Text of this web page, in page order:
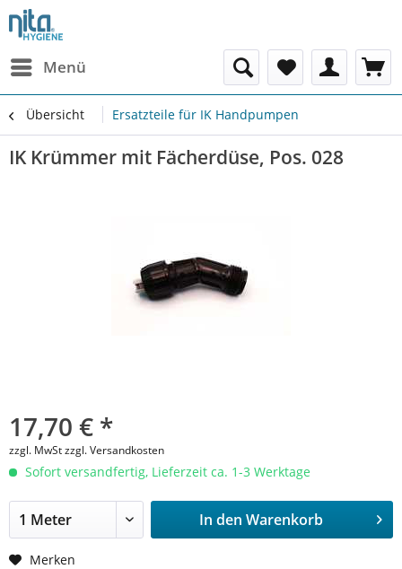
Menü
Übersicht Ersatzteile für IK Handpumpen
IK Krümmer mit Fächerdüse, Pos. 028
17,70 € *
zzgl. MwSt zzgl. Versandkosten
Sofort versandfertig, Lieferzeit ca. 1-3 Werktage
In den Warenkorb
Merken